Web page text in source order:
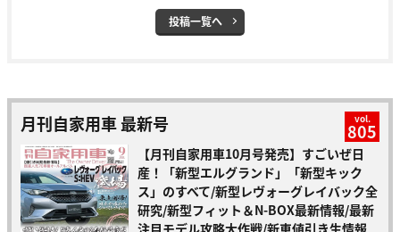
投稿一覧へ
月刊自家用車 最新号 vol.
805
【月刊自家用車10月号発売】すごいぜ日
産！「新型エルグランド」「新型キック
ス」のすべて/新型レヴォーグレイバック全
研究/新型フィット＆N-BOX最新情報/最新
注目モデル攻略大作戦/新車値引き生情報